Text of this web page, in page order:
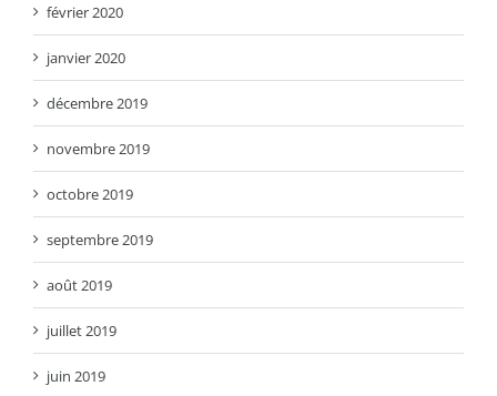
février 2020
janvier 2020
décembre 2019
novembre 2019
octobre 2019
septembre 2019
août 2019
juillet 2019
juin 2019